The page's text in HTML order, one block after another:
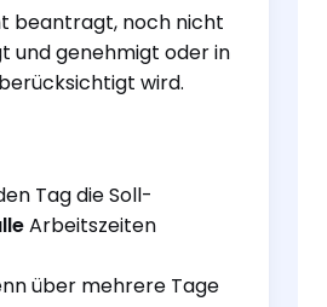
beantragt, noch nicht
und genehmigt oder in
wird.
Tag die Soll-
Arbeitszeiten
über mehrere Tage